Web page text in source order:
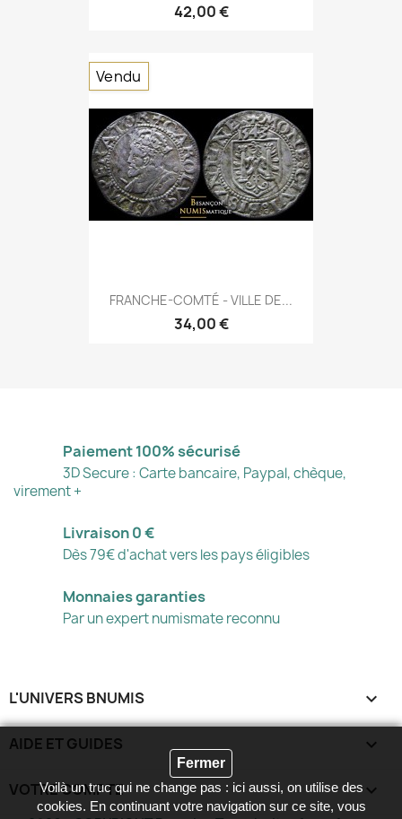
42,00 €
FRANCHE-COMTÉ - VILLE DE...
34,00 €
Vendu
Paiement 100% sécurisé
3D Secure : Carte bancaire, Paypal, chèque,
virement +
Livraison 0 €
Dès 79€ d'achat vers les pays éligibles
Monnaies garanties
Par un expert numismate reconnu
L'UNIVERS BNUMIS 
AIDE ET GUIDES 
VOTRE COMPTE 
Voilà un truc qui ne change pas : ici aussi, on utilise des
cookies. En continuant votre navigation sur ce site, vous
Fermer